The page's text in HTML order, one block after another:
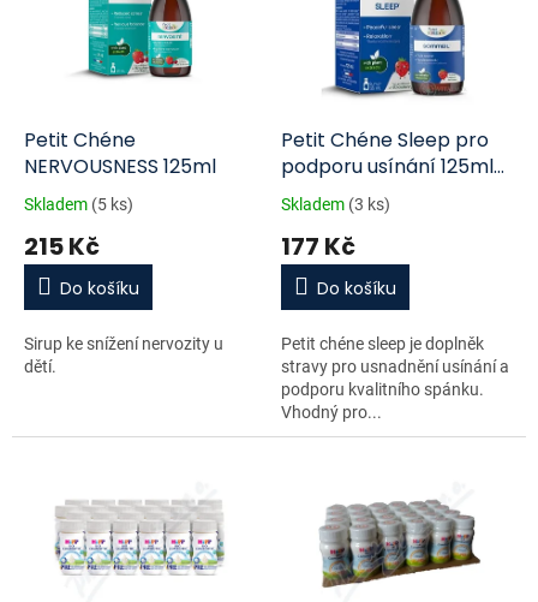
dPetit Chéne
NERVOUSNESS 125ml
Skladem (5 ks)
215 Kč
Do košíku
Sirup ke snížení nervozity u
dětí.
Petit Chéne Sleep pro
podporu usínání 125ml
jahodová příchuť
Skladem (3 ks)
177 Kč
Do košíku
Petit chéne sleep je doplněk
stravy pro usnadnění usínání a
podporu kvalitního spánku.
Vhodný pro...